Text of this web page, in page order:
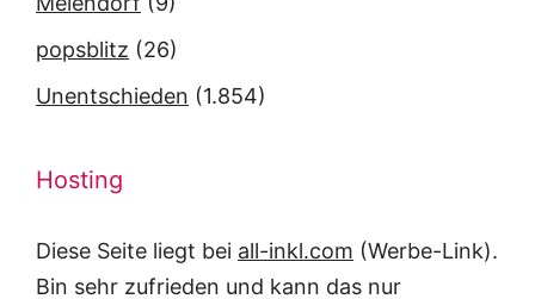
popsblitz (26)
Unentschieden (1.854)
Hosting
Diese Seite liegt bei all-inkl.com (Werbe-Link).
Bin sehr zufrieden und kann das nur